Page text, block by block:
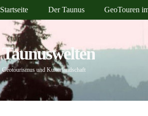
Startseite Der Taunus GeoTouren
Taunuswelten
Geotourismus und Kulturlandschaft